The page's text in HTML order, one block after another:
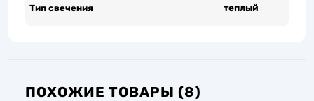
Тип свечения теплый
ПОХОЖИЕ ТОВАРЫ (8)